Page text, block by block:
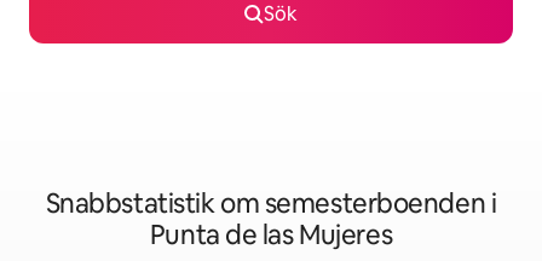
Sök
Snabbstatistik om semesterboenden i
Punta de las Mujeres